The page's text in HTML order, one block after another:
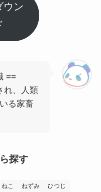
ウン
==
れ、人類
る家畜
探す
ねこ ねずみ
ひつじ